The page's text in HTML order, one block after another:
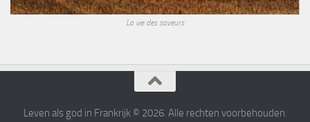
La vie des saveurs
Leven als god in Frankrijk © 2026. Alle rechten voorbehouden.